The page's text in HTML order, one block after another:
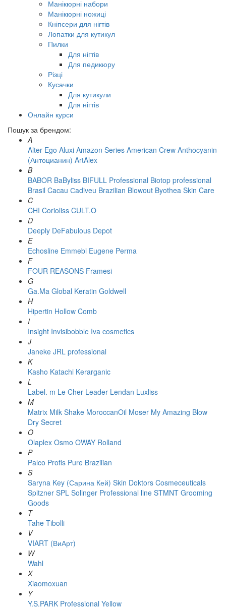
Манікюрні набори
Манікюрні ножиці
Кніпсери для нігтів
Лопатки для кутикул
Пилки
Для нігтів
Для педикюру
Різці
Кусачки
Для кутикули
Для нігтів
Онлайн курси
Пошук за брендом:
A
Alter Ego Aluxi Amazon Series American Crew Anthocyanin
(Антоцианин) ArtAlex
B
BABOR BaByliss BIFULL Professional Biotop professional
Brasil Cacau Сadiveu Brazilian Blowout Byothea Skin Care
C
CHI Corioliss CULT.O
D
Deeply DeFabulous Depot
E
Echosline Emmebi Eugene Perma
F
FOUR REASONS Framesi
G
Ga.Ma Global Keratin Goldwell
H
Hipertin Hollow Comb
I
Insight Invisibobble Iva cosmetics
J
Janeke JRL professional
K
Kasho Katachi Kerarganic
L
Label. m Le Cher Leader Lendan Luxliss
M
Matrix Milk Shake MoroccanOil Moser My Amazing Blow
Dry Secret
O
Olaplex Osmo OWAY Rolland
P
Palco Profis Pure Brazilian
S
Saryna Key (Сарина Кей) Skin Doktors Cosmeceuticals
Spitzner SPL Solinger Professional line STMNT Grooming
Goods
T
Tahe Tibolli
V
VIART (ВиАрт)
W
Wahl
X
Xiaomoxuan
Y
Y.S.PARK Professional Yellow